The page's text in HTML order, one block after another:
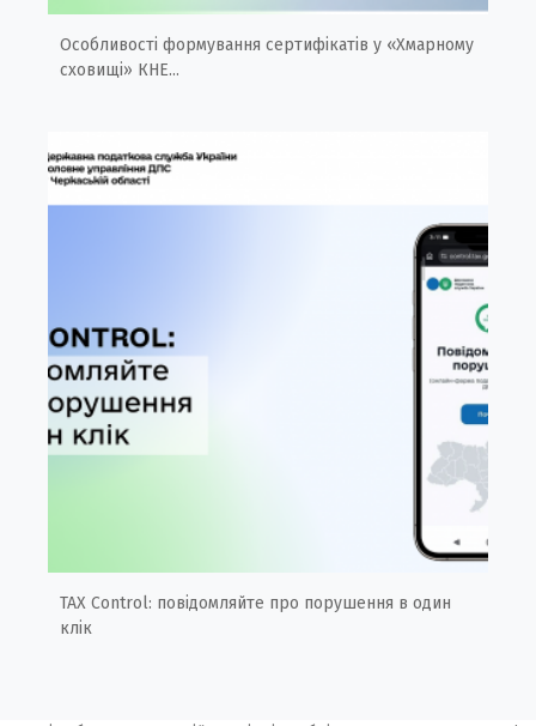
Особливості формування сертифікатів у «Хмарному
сховищі» КНЕ...
TAX Control: повідомляйте про порушення в один
клік